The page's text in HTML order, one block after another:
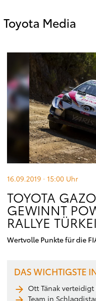
Toyota Media
16.09.2019 · 15:00 Uhr
TOYOTA
GEWINNT
RALLYE TÜRKEI
Wertvolle Punkte für die
DAS WICHTIGSTE
Ott Tänak
Team in